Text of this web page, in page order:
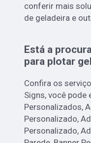
conferir mais
de geladeira e
Está a
para plotar
Confira os
Signs, você pode
Personalizados,
Personalizado,
Personalizado,